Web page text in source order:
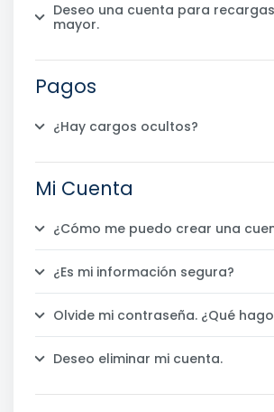
Deseo una cuenta para
mayor.
Pagos
¿Hay cargos ocultos?
Mi Cuenta
¿Cómo me puedo crear una
¿Es mi información segura?
Olvide mi contraseña. ¿Qué
Deseo eliminar mi cuenta.